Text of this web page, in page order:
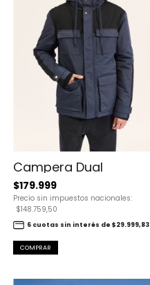
Campera Dual
$179.999
Precio sin impuestos nacionales:
$148.759,50
6 cuotas sin interés de $29.999,83
COMPRAR